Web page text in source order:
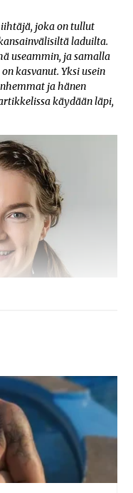
joka on tullut
laduilta.
useammin, ja samalla
kasvanut. Yksi usein
ja hänen
käydään läpi,